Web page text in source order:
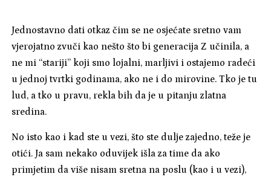
Jednostavno dati otkaz čim se ne osjećate sretno vam
vjerojatno zvuči kao nešto što bi generacija Z učinila, a
ne mi “stariji” koji smo lojalni, marljivi i ostajemo radeći
u jednoj tvrtki godinama, ako ne i do mirovine. Tko je tu
lud, a tko u pravu, rekla bih da je u pitanju zlatna
sredina.
No isto kao i kad ste u vezi, što ste dulje zajedno, teže je
otići. Ja sam nekako oduvijek išla za time da ako
primjetim da više nisam sretna na poslu (kao i u vezi),